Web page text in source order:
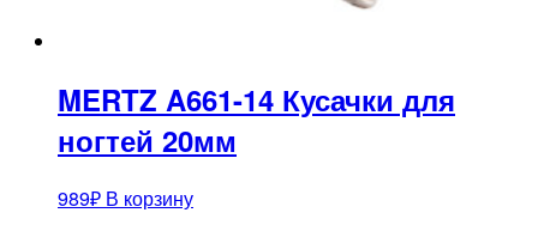
MERTZ A661-14 Кусачки для
ногтей 20мм
989₽ В корзину